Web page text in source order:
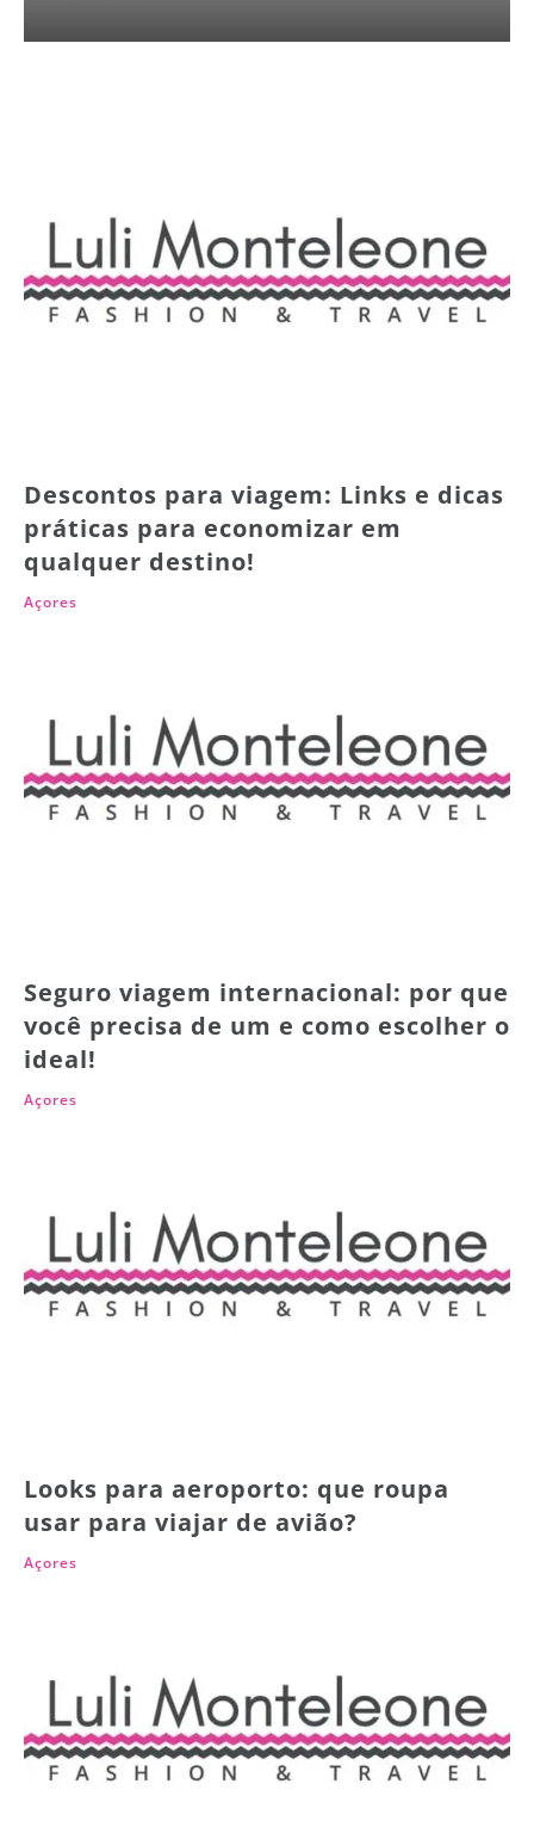
Descontos para viagem: Links e dicas
práticas para economizar em
qualquer destino!
Açores
Seguro viagem internacional: por que
você precisa de um e como escolher o
ideal!
Açores
Looks para aeroporto: que roupa
usar para viajar de avião?
Açores